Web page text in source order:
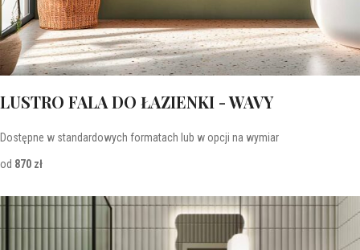
LUSTRO FALA DO ŁAZIENKI - WAVY
Dostępne w standardowych formatach lub w opcji na wymiar
od 870 zł